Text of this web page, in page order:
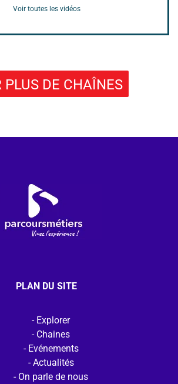
Voir toutes les vidéos
PLUS DE CHAÎNES
PLAN DU SITE
Explorer
Chaines
Evénements
Actualités
On parle de nous